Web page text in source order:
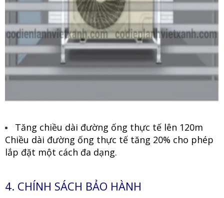
Tăng chiều dài đường ống thực tế lên 120m
Chiều dài đường ống thực tế tăng 20% cho phép
lắp đặt một cách đa dạng.
4. CHÍNH SÁCH BẢO HÀNH